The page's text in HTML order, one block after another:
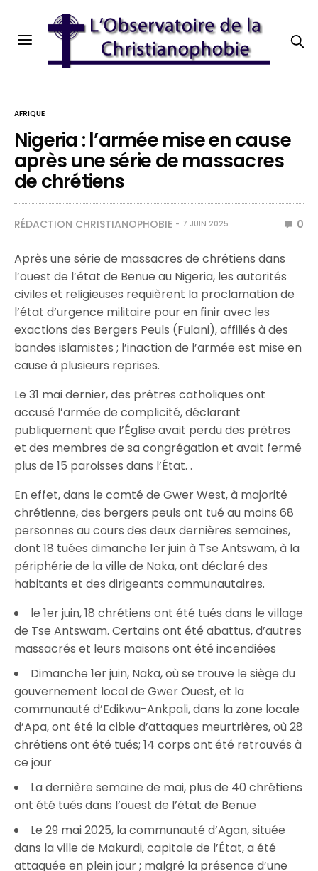
AFRIQUE
Nigeria : l’armée mise en cause
après une série de massacres
de chrétiens
RÉDACTION CHRISTIANOPHOBIE 7 JUIN 2025 0
Après une série de massacres de chrétiens dans
l’ouest de l’état de Benue au Nigeria, les autorités
civiles et religieuses requièrent la proclamation de
l’état d’urgence militaire pour en finir avec les
exactions des Bergers Peuls (Fulani), affiliés à des
bandes islamistes ; l’inaction de l’armée est mise en
cause à plusieurs reprises.
Le 31 mai dernier, des prêtres catholiques ont
accusé l’armée de complicité, déclarant
publiquement que l’Église avait perdu des prêtres
et des membres de sa congrégation et avait fermé
plus de 15 paroisses dans l’État. .
En effet, dans le comté de Gwer West, à majorité
chrétienne, des bergers peuls ont tué au moins 68
personnes au cours des deux dernières semaines,
dont 18 tuées dimanche 1er juin à Tse Antswam, à la
périphérie de la ville de Naka, ont déclaré des
habitants et des dirigeants communautaires.
le 1er juin, 18 chrétiens ont été tués dans le village
de Tse Antswam. Certains ont été abattus, d’autres
massacrés et leurs maisons ont été incendiées
Dimanche 1er juin, Naka, où se trouve le siège du
gouvernement local de Gwer Ouest, et la
communauté d’Edikwu-Ankpali, dans la zone locale
d’Apa, ont été la cible d’attaques meurtrières, où 28
chrétiens ont été tués; 14 corps ont été retrouvés à
ce jour
La dernière semaine de mai, plus de 40 chrétiens
ont été tués dans l’ouest de l’état de Benue
Le 29 mai 2025, la communauté d’Agan, située
dans la ville de Makurdi, capitale de l’État, a été
attaquée en plein jour ; malgré la présence d’une